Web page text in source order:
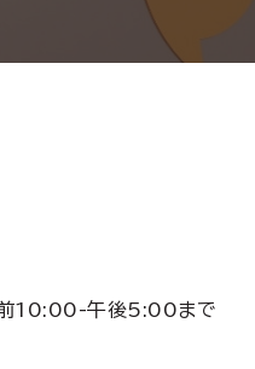
前10:00-午後5:00まで